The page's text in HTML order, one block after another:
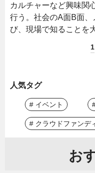
カルチャーなど興味関
行う。社会のA面B面
び、現場で知ることを
1
人気タグ
# イベント
# クラウドファンデ
お